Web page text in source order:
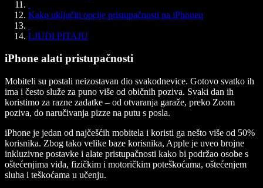
Kako uključiti opcije pristupačnosti na iPhoneu
LJUDI PITAJU
iPhone alati pristupačnosti
Mobiteli su postali neizostavan dio svakodnevice. Gotovo svatko ih
ima i često služe za puno više od običnih poziva. Svaki dan ih
koristimo za razne zadatke – od otvaranja garaže, preko Zoom
poziva, do naručivanja pizze na putu s posla.
iPhone je jedan od najčešćih mobitela i koristi ga nešto više od 50%
korisnika. Zbog tako velike baze korisnika, Apple je uveo brojne
inkluzivne postavke i alate pristupačnosti kako bi podržao osobe s
oštećenjima vida, fizičkim i motoričkim poteškoćama, oštećenjem
sluha i teškoćama u učenju.